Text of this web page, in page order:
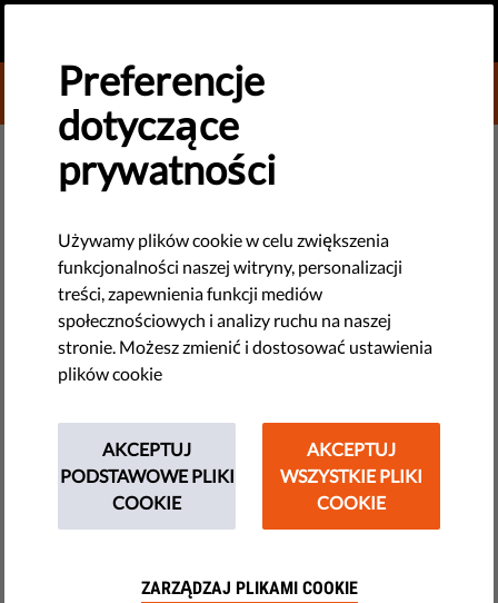
DONATE TO LIBERTIES
DEMOKRACJA I SPRAWIEDLIWOŚĆ
Niezależne dziennikarstwo:
Definicja, znaczenie i
wskazówki, jak je chronić
Co oznacza termin "niezależne dziennikarstwo" i co je
spotkało w przeciągu ostatnich kilku lat? Przedstawiamy,
dlaczego wymaga naszej ochrony.
by LibertiesEU
października 28, 2021
Preferencje
dotyczące
prywatności
Używamy plików cookie w celu zwiększenia
funkcjonalności naszej witryny, personalizacji
treści, zapewnienia funkcji mediów
społecznościowych i analizy ruchu na naszej
stronie. Możesz zmienić i dostosować ustawienia
plików cookie
AKCEPTUJ
PODSTAWOWE PLIKI
COOKIE
AKCEPTUJ
WSZYSTKIE PLIKI
COOKIE
ZARZĄDZAJ PLIKAMI COOKIE